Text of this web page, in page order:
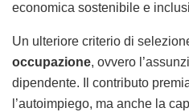
economica sostenibile e
Un ulteriore criterio di
occupazione, ovvero
dipendente. Il contributo
l’autoimpiego, ma anche la